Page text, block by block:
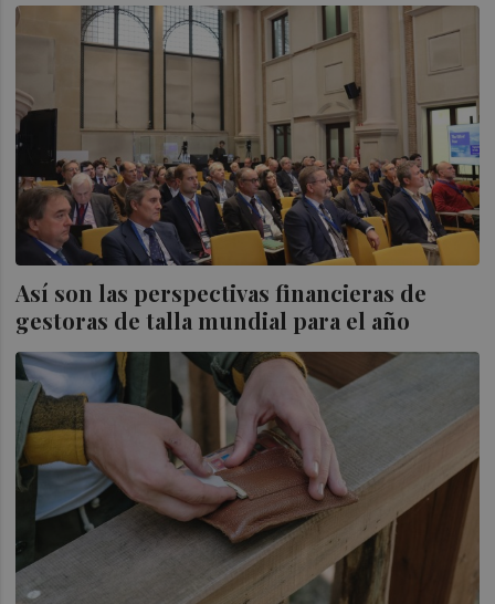
Así son las perspectivas financieras de
gestoras de talla mundial para el año